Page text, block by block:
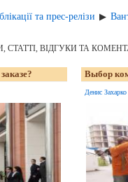
та прес-релізи ▶
СТАТТІ, ВІДГУКИ ТА
Выбор
Денис Захарко